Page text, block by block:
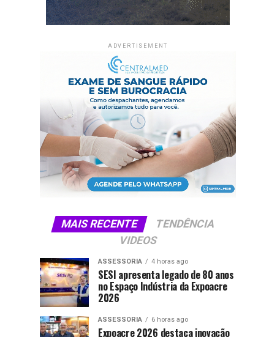
ADVERTISEMENT
MAIS RECENTE
TENDÊNCIA
VIDEOS
ASSESSORIA 4 horas ago
SESI apresenta legado de 80 anos
no Espaço Indústria da Expoacre
2026
ASSESSORIA 6 horas ago
Expoacre 2026 destaca inovação